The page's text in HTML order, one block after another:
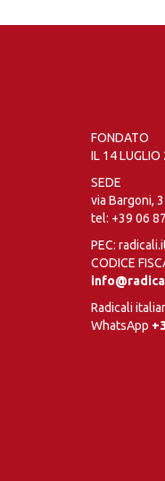
FONDATO
IL 14 LUGLIO
SEDE
via Bargoni,
tel: +39 06
PEC:
CODICE
Radicali
WhatsApp